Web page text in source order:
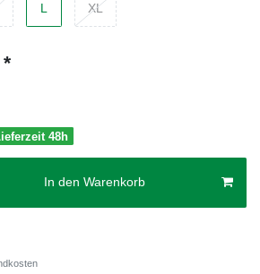
L XL
*
48h
In den Warenkorb